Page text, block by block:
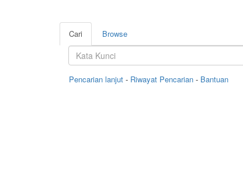
Cari Browse
Pencarian lanjut - Riwayat Pencarian - Bantuan